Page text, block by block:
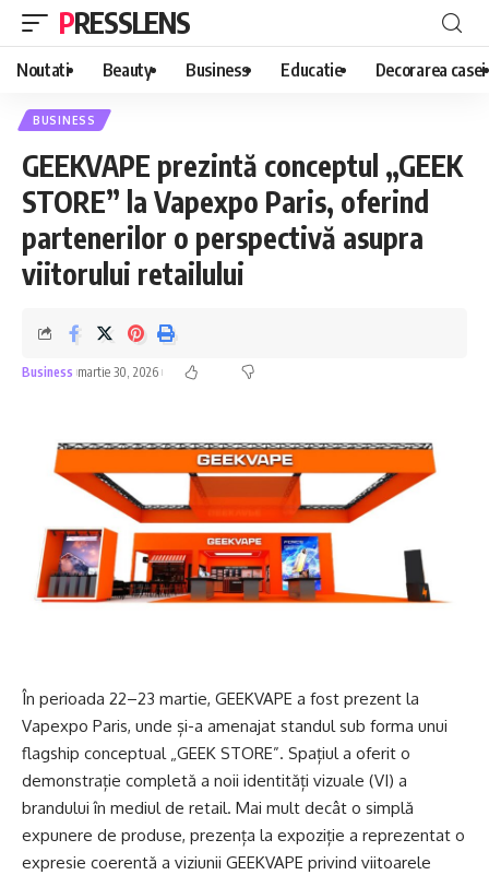
PRESSLENS
Noutati Beauty Business Educatie Decorarea casei
BUSINESS
GEEKVAPE prezintă conceptul „GEEK
STORE” la Vapexpo Paris, oferind
partenerilor o perspectivă asupra
viitorului retailului
Business martie 30, 2026
În perioada 22–23 martie, GEEKVAPE a fost prezent la
Vapexpo Paris, unde și-a amenajat standul sub forma unui
flagship conceptual „GEEK STORE”. Spațiul a oferit o
demonstrație completă a noii identități vizuale (VI) a
brandului în mediul de retail. Mai mult decât o simplă
expunere de produse, prezența la expoziție a reprezentat o
expresie coerentă a viziunii GEEKVAPE privind viitoarele